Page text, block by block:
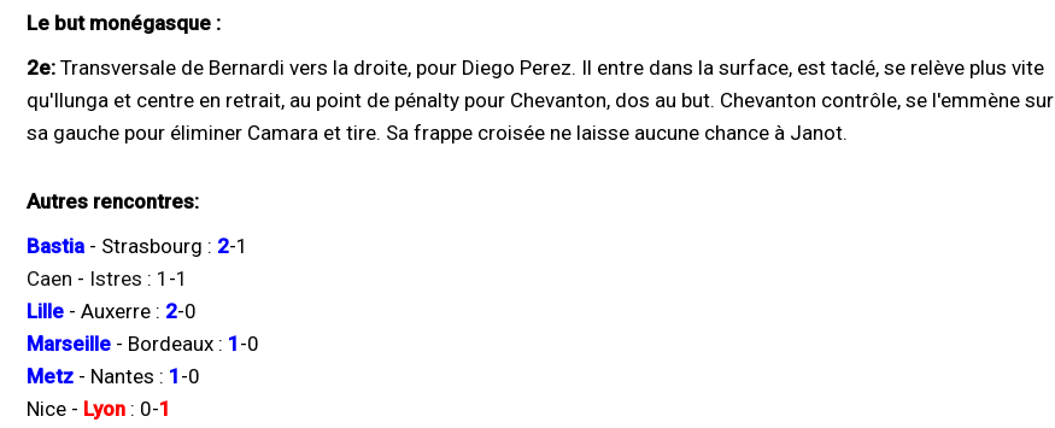
Le but monégasque :
2e: Transversale de Bernardi vers la droite, pour Diego Perez. Il entre dans la surface, est taclé, se relève plus vite
qu'Ilunga et centre en retrait, au point de pénalty pour Chevanton, dos au but. Chevanton contrôle, se l'emmène sur
sa gauche pour éliminer Camara et tire. Sa frappe croisée ne laisse aucune chance à Janot.
Autres rencontres:
Bastia - Strasbourg : 2-1
Caen - Istres : 1 -1
Lille - Auxerre : 2-0
Marseille - Bordeaux : 1 -0
Metz - Nantes : 1 -0
Nice - Lyon : 0-1